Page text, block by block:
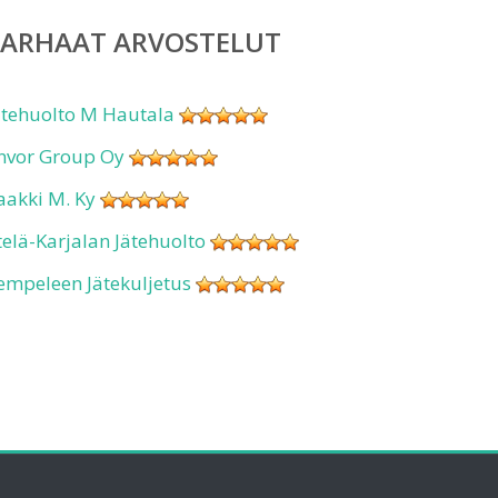
ARVOSTELUT
M Hautala
Group Oy
M. Ky
Karjalan Jätehuolto
Jätekuljetus